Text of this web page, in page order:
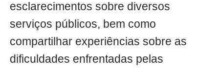
esclarecimentos sobre diversos
serviços públicos, bem como
compartilhar experiências sobre as
dificuldades enfrentadas pelas